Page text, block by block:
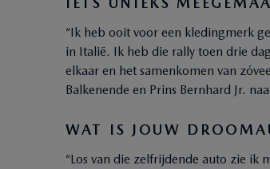
“Ik heb ooit voor een kledingmerk
in Italië. Ik heb die rally toen drie
elkaar en het samenkomen van
Balkenende en Prins Bernhard Jr.
WAT IS JOUW
“Los van die zelfrijdende auto zie ik